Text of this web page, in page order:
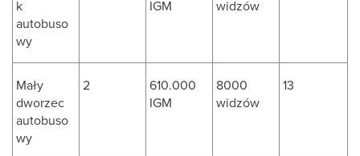
k
autobuso
wy
IGM
widzów
Mały
dworzec
autobuso
wy
2
610.000
IGM
8000
widzów
13